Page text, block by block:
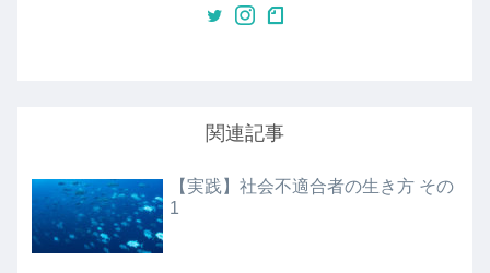
関連記事
【実践】社会不適合者の生き方 その
1